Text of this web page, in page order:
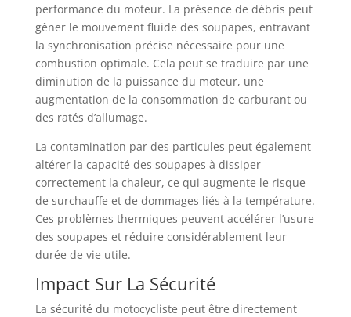
performance du moteur. La présence de débris peut
gêner le mouvement fluide des soupapes, entravant
la synchronisation précise nécessaire pour une
combustion optimale. Cela peut se traduire par une
diminution de la puissance du moteur, une
augmentation de la consommation de carburant ou
des ratés d’allumage.
La contamination par des particules peut également
altérer la capacité des soupapes à dissiper
correctement la chaleur, ce qui augmente le risque
de surchauffe et de dommages liés à la température.
Ces problèmes thermiques peuvent accélérer l’usure
des soupapes et réduire considérablement leur
durée de vie utile.
Impact Sur La Sécurité
La sécurité du motocycliste peut être directement